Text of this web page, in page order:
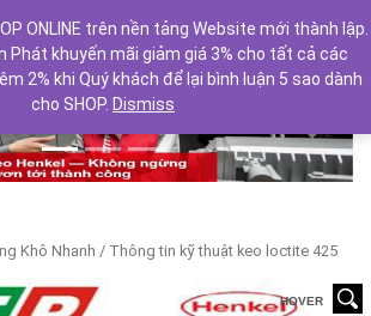
Next
Khô Nhanh / Thông tin kỹ thuật keo loctite 425
HOVER
ONLINE trên nền tảng Website mới thành lập.
Phát khuyến mãi giảm giá 3% cho tất cả các
2% khi Quý khách để lại bình luận 5 sao dành
cho SHOP. Dismiss